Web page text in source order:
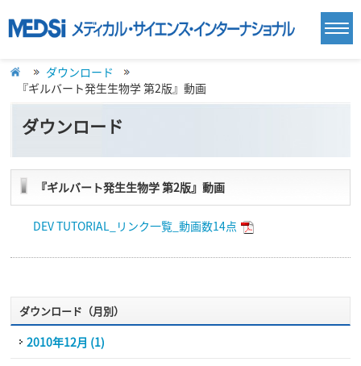
ダウンロード
ダウンロード
『ギルバート発生生物学 第2版』動画
『ギルバート発生生物学 第2版』動画
DEV TUTORIAL_リンク一覧_動画数14点
ダウンロード（月別）
2010年12月 (1)